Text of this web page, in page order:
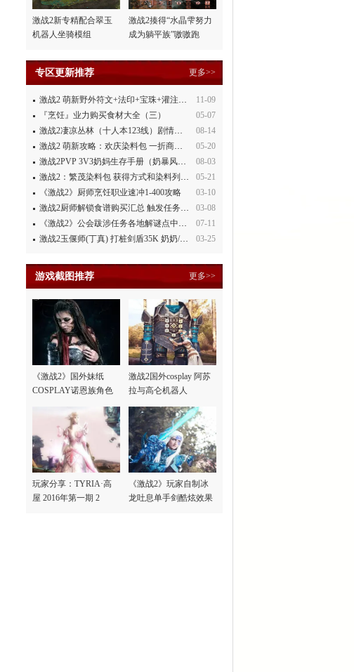
激战2新专精配合翠玉
机器人坐骑模组
激战2揍得“水晶雫努力
成为躺平族”嗷嗷跑
专区更新推荐 更多>>
11-09
激战2 萌新野外符文+法印+宝珠+灌注全讲解
05-07
『烹饪』业力购买食材大全（三）
08-14
激战2凄凉丛林（十人本123线）剧情整理
05-20
激战2 萌新攻略：欢庆染料包 一折商场買
08-03
激战2PVP 3V3奶妈生存手册（奶暴风、奶守护）
05-21
激战2：繁茂染料包 获得方式和染料列表
03-10
《激战2》厨师烹饪职业速冲1-400攻略
03-08
激战2厨师解锁食谱购买汇总 触发任务攻略
07-11
《激战2》公会跋涉任务各地解谜点中文攻略
03-25
激战2玉偃师(丁真) 打桩剑盾35K 奶奶/萌新都会玩
游戏截图推荐 更多>>
《激战2》国外妹纸
COSPLAY诺恩族角色
激战2国外cosplay 阿苏
拉与高仑机器人
玩家分享：TYRIA·高
屋 2016年第一期 2
《激战2》玩家自制冰
龙吐息单手剑酷炫效果